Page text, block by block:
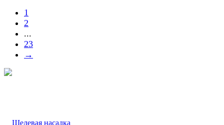
1
2
...
23
→